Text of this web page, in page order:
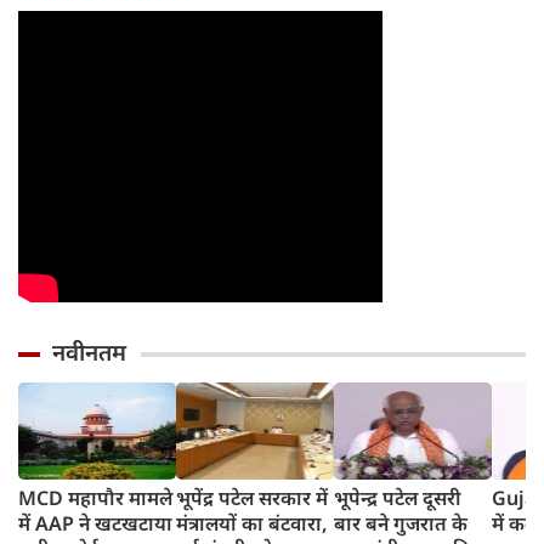
नवीनतम
MCD महापौर मामले
में AAP ने खटखटाया
भूपेंद्र पटेल सरकार में
मंत्रालयों का बंटवारा,
भूपेन्द्र पटेल दूसरी
बार बने गुजरात के
में कल